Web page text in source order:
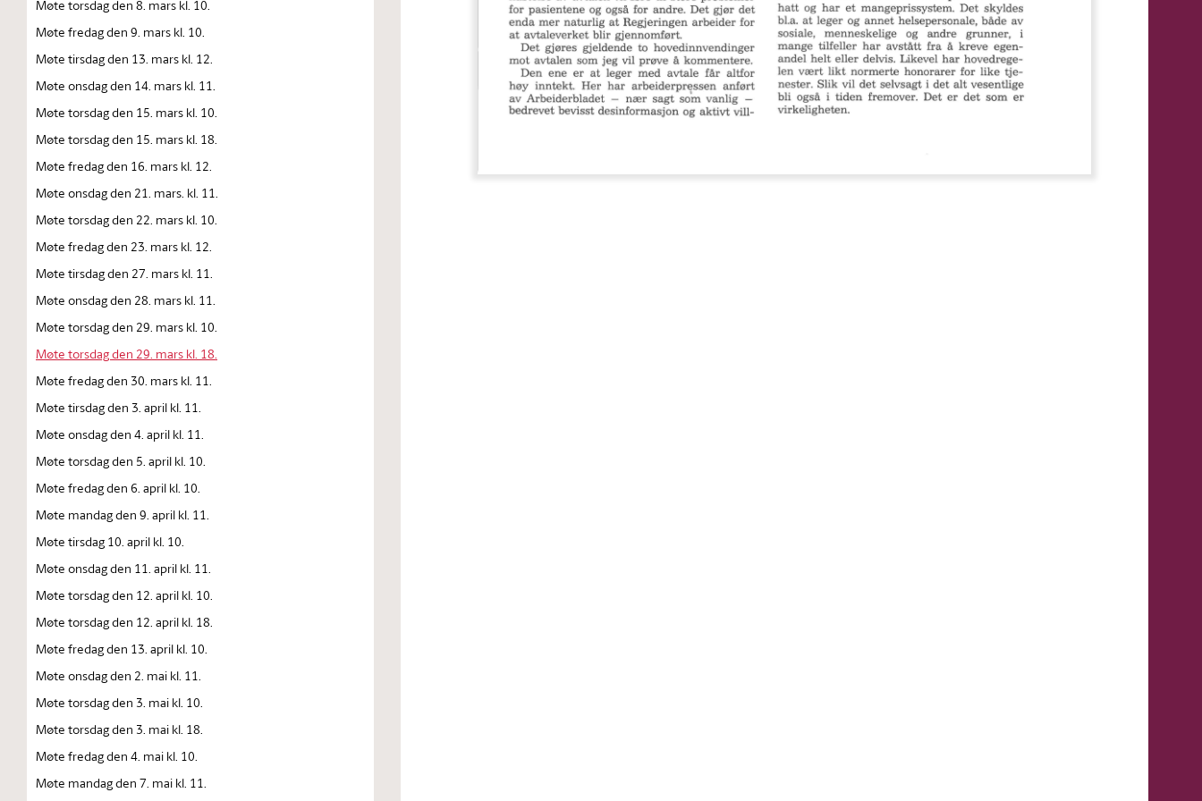
Møte torsdag den 8. mars kl. 10.
Møte fredag den 9. mars kl. 10.
Møte tirsdag den 13. mars kl. 12.
Møte onsdag den 14. mars kl. 11.
Møte torsdag den 15. mars kl. 10.
Møte torsdag den 15. mars kl. 18.
Møte fredag den 16. mars kl. 12.
Møte onsdag den 21. mars. kl. 11.
Møte torsdag den 22. mars kl. 10.
Møte fredag den 23. mars kl. 12.
Møte tirsdag den 27. mars kl. 11.
Møte onsdag den 28. mars kl. 11.
Møte torsdag den 29. mars kl. 10.
Møte torsdag den 29. mars kl. 18.
Møte fredag den 30. mars kl. 11.
Møte tirsdag den 3. april kl. 11.
Møte onsdag den 4. april kl. 11.
Møte torsdag den 5. april kl. 10.
Møte fredag den 6. april kl. 10.
Møte mandag den 9. april kl. 11.
Møte tirsdag 10. april kl. 10.
Møte onsdag den 11. april kl. 11.
Møte torsdag den 12. april kl. 10.
Møte torsdag den 12. april kl. 18.
Møte fredag den 13. april kl. 10.
Møte onsdag den 2. mai kl. 11.
Møte torsdag den 3. mai kl. 10.
Møte torsdag den 3. mai kl. 18.
Møte fredag den 4. mai kl. 10.
Møte mandag den 7. mai kl. 11.